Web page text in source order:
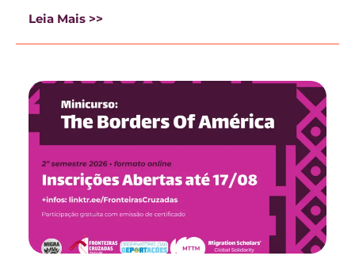
Leia Mais >>